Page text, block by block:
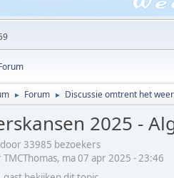
► Forum ► Discussie omtrent het weer
2025 -
33985 bezoekers
ma 07 apr 2025 - 23:46